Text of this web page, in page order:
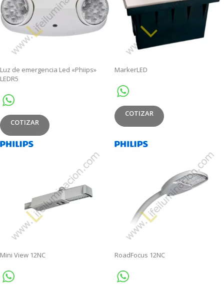
Luz de emergencia Led «Phiips»
LEDR5
COTIZAR
MarkerLED
COTIZAR
Mini View 12NC RoadFocus 12NC